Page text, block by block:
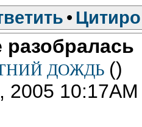
•
разобралась
ДОЖДЬ ()
2005 10:17AM